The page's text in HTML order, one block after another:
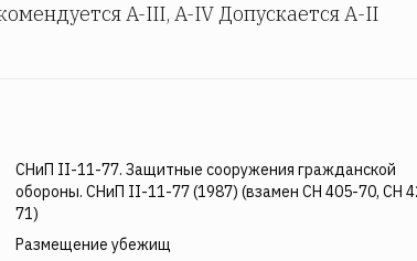
A-III, A-IV Допускается А-II
СНиП II-11-77. Защитные сооружения гражданской
обороны. СНиП II-11-77 (1987) (взамен СН 405-70, СН
71)
Размещение убежищ